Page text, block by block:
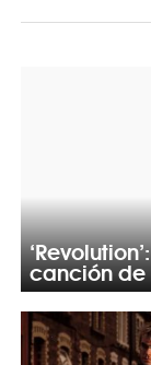
canción de